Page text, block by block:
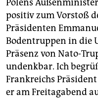
Polens
positiv zum Vorstoß
Präsidenten
Bodentruppen in die
Präsenz von Nato-
undenkbar. Ich
Frankreichs
er am Freitagabend